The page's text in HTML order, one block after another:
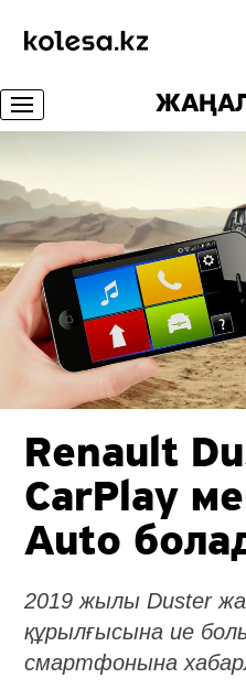
Renault
CarPlay
Auto
2019 жылы Duster
құрылғысына ие
смартфонына